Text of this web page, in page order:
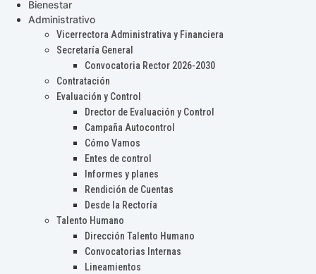
Bienestar
Administrativo
Vicerrectora Administrativa y Financiera
Secretaría General
Convocatoria Rector 2026-2030
Contratación
Evaluación y Control
Drector de Evaluación y Control
Campaña Autocontrol
Cómo Vamos
Entes de control
Informes y planes
Rendición de Cuentas
Desde la Rectoría
Talento Humano
Dirección Talento Humano
Convocatorias Internas
Lineamientos